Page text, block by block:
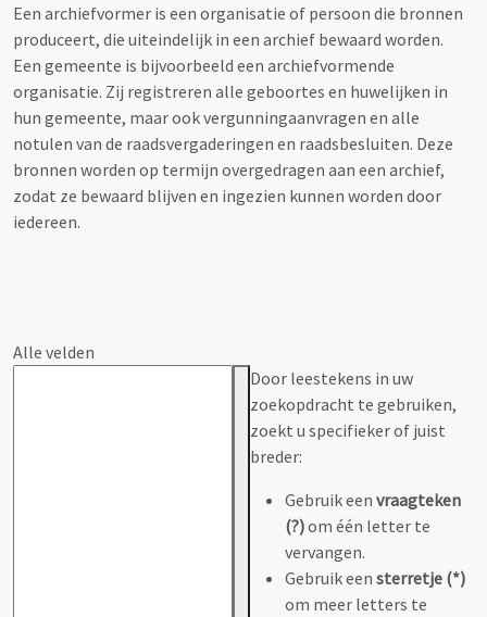
Een archiefvormer is een organisatie of persoon die bronnen
produceert, die uiteindelijk in een archief bewaard worden.
Een gemeente is bijvoorbeeld een archiefvormende
organisatie. Zij registreren alle geboortes en huwelijken in
hun gemeente, maar ook vergunningaanvragen en alle
notulen van de raadsvergaderingen en raadsbesluiten. Deze
bronnen worden op termijn overgedragen aan een archief,
zodat ze bewaard blijven en ingezien kunnen worden door
iedereen.
Alle velden
Door leestekens in uw
zoekopdracht te gebruiken,
zoekt u specifieker of juist
breder:
Gebruik een vraagteken
(?)om één letter te
vervangen.
Gebruik een sterretje (*)
om meer letters te